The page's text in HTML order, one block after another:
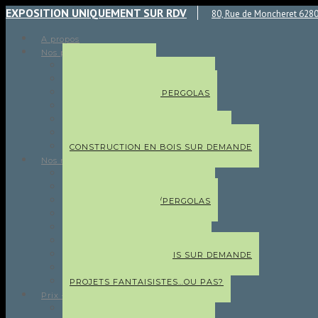
EXPOSITION UNIQUEMENT SUR RDV 80, Rue de Moncheret
A propos
Nos produits
CARPORTS EN BOIS PERGOLAS
CONSTRUCTION EN BOIS SUR DEMANDE
Nos réalisations
CARPORTS EN BOIS/PERGOLAS
CONSTRUCTION EN BOIS SUR DEMANDE
PROJETS FANTAISISTES…OU PAS?
Prix – Tarifs